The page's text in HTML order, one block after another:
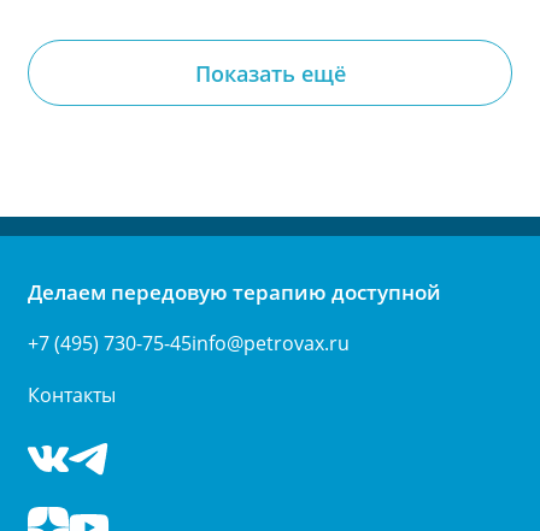
Показать ещё
Делаем передовую терапию доступной
+7 (495) 730-75-45info@petrovax.ru
Контакты